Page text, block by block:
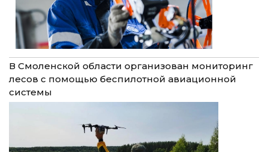
В Смоленской области организован мониторинг
лесов с помощью беспилотной авиационной
системы